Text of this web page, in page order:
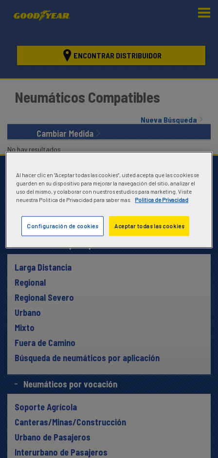
ENCONTRAR DISTRIBUIDOR
Neumáticos Compatibles
Nueva Búsqueda
Cambiar Medida
No hay resultados
Tracción
Remolque
Dirección/Todas las Posiciones
Larga Distancia
Regional
Regional Severo
Urbano
Mixto
Fuera de Camino
Búsqueda de neumáticos por aplicación
Neumáticos por vocación
Soporte Agrícola
Canteras/Minas/Construcción
Urbano de Pasajeros
Interurbano de Pasajeros
Al hacer clic en “Aceptar todas las cookies”, usted acepta que las cookies se
guarden en su dispositivo para mejorar la navegación del sitio, analizar el
uso del mismo, y colaborar con nuestros estudios para marketing. Visite
neuestra Politica de Privacidad para saber mas.
Politica de Privacidad
Aceptar todas las cookies
Configuración de cookies